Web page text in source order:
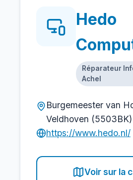
Hedo
Réparateur
Achel
Burgemeester van
Veldhoven (5503BK)
https://www.hedo.nl/
Voir sur la